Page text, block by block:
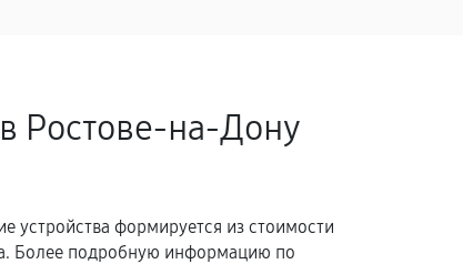
Ростове-на-Дону
устройства формируется из стоимости
Более подробную информацию по